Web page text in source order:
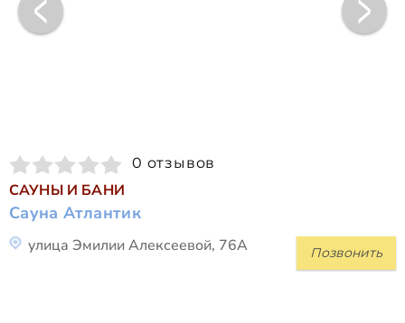
0 отзывов
САУНЫ И БАНИ
Сауна Атлантик
Позвонить
улица Эмилии Алексеевой, 76А